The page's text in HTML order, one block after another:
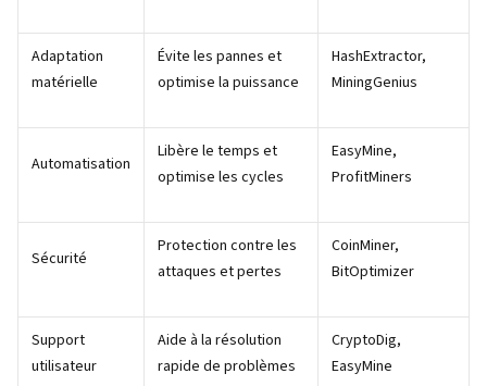
Adaptation
matérielle
Évite les pannes et
optimise la puissance
HashExtractor,
MiningGenius
Automatisation
Libère le temps et
optimise les cycles
EasyMine,
ProfitMiners
Sécurité
Protection contre les
attaques et pertes
CoinMiner,
BitOptimizer
Support
utilisateur
Aide à la résolution
rapide de problèmes
CryptoDig,
EasyMine